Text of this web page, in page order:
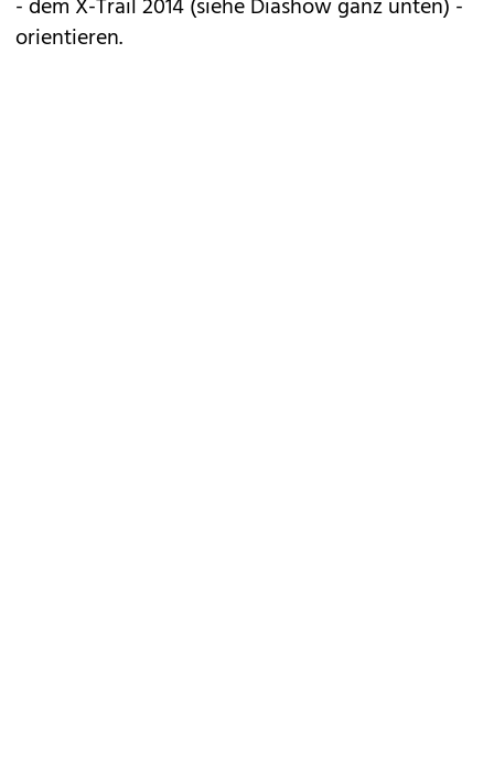
- dem X-Trail 2014(siehe Diashow ganz unten) -
orientieren.